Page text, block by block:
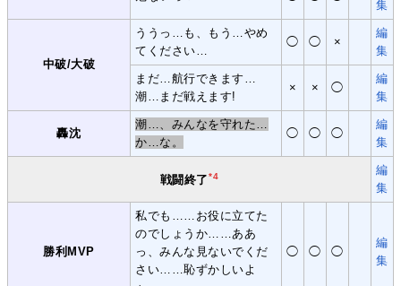
集
中破/大破
ううっ…も、もう…やめ
てください…
◯ ◯ ×
編
集
まだ…航行できます…
潮…まだ戦えます!
× × ◯
編
集
轟沈
潮…、みんなを守れた…
か…な。
◯ ◯ ◯
編
集
戦闘終了*4
編
集
勝利MVP
私でも……お役に立てた
のでしょうか……ああ
っ、みんな見ないでくだ
さい……恥ずかしいよ
◯ ◯ ◯
編
集